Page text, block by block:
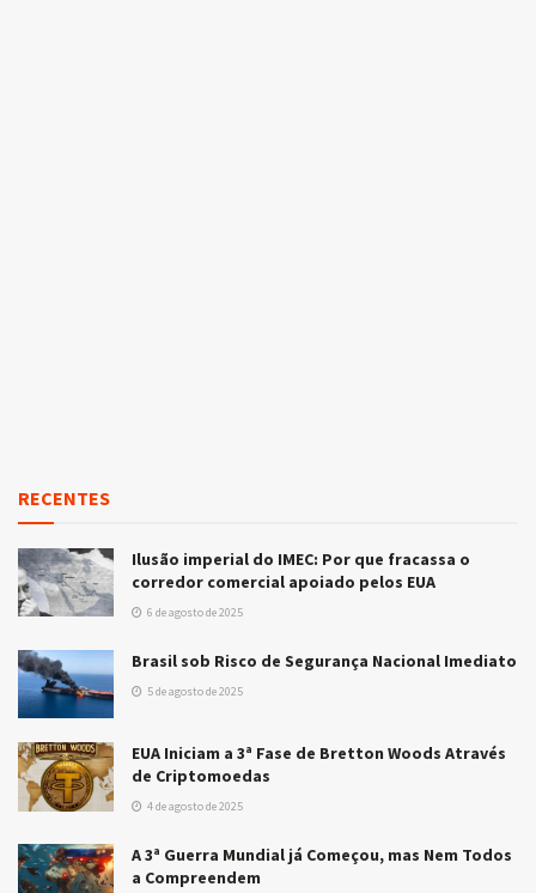
RECENTES
Ilusão imperial do IMEC: Por que fracassa o
corredor comercial apoiado pelos EUA
6 de agosto de 2025
Brasil sob Risco de Segurança Nacional Imediato
5 de agosto de 2025
EUA Iniciam a 3ª Fase de Bretton Woods Através
de Criptomoedas
4 de agosto de 2025
A 3ª Guerra Mundial já Começou, mas Nem Todos
a Compreendem